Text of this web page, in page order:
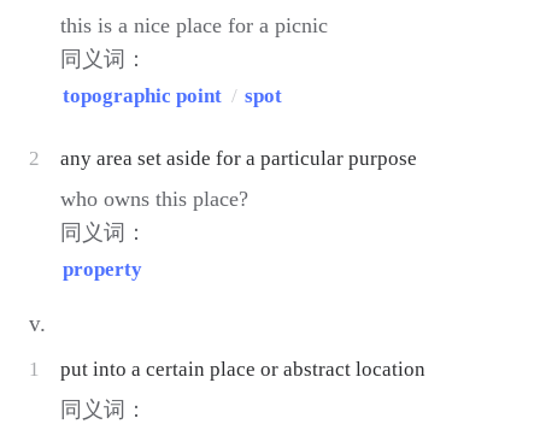
this is a nice place for a picnic
同义词：
topographic point / spot
2 any area set aside for a particular purpose
who owns this place?
同义词：
property
v.
1 put into a certain place or abstract location
同义词：